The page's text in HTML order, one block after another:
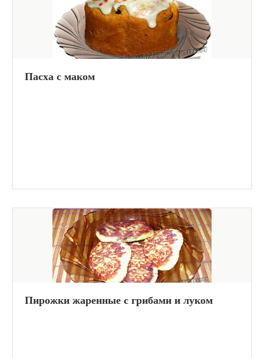
Пасха с маком
Пирожки жаренные с грибами и луком